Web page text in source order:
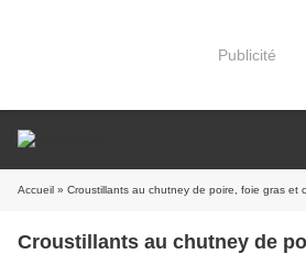
Publicité
Accueil » Croustillants au chutney de poire, foie gras et
Croustillants au chutney de